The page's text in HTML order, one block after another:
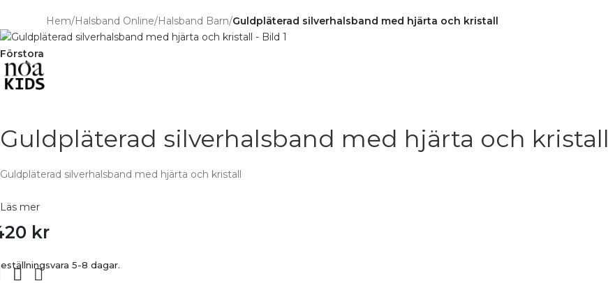
Hem/Halsband Online/Halsband Barn/Guldpläterad silverhalsband med hjärta och kristall
Förstora
Guldpläterad silverhalsband med hjärta och kristall
Guldpläterad silverhalsband med hjärta och kristall
Läs mer
kr
5-8 dagar.